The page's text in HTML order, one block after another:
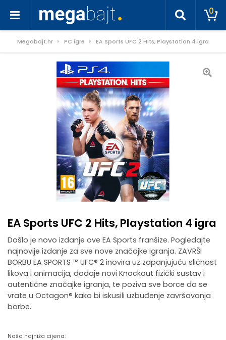
0
Megabajt.hr PC igre EA Sports UFC 2 Hits, Playstation 4 igra
EA Sports UFC 2 Hits, Playstation 4 igra
Došlo je novo izdanje ove EA Sports franšize. Pogledajte
najnovije izdanje za sve nove značajke igranja. ZAVRŠI
BORBU EA SPORTS ™ UFC® 2 inovira uz zapanjujuću sličnost
likova i animacija, dodaje novi Knockout fizički sustav i
autentične značajke igranja, te poziva sve borce da se
vrate u Octagon® kako bi iskusili uzbuđenje završavanja
borbe.
Naša najniža cijena: